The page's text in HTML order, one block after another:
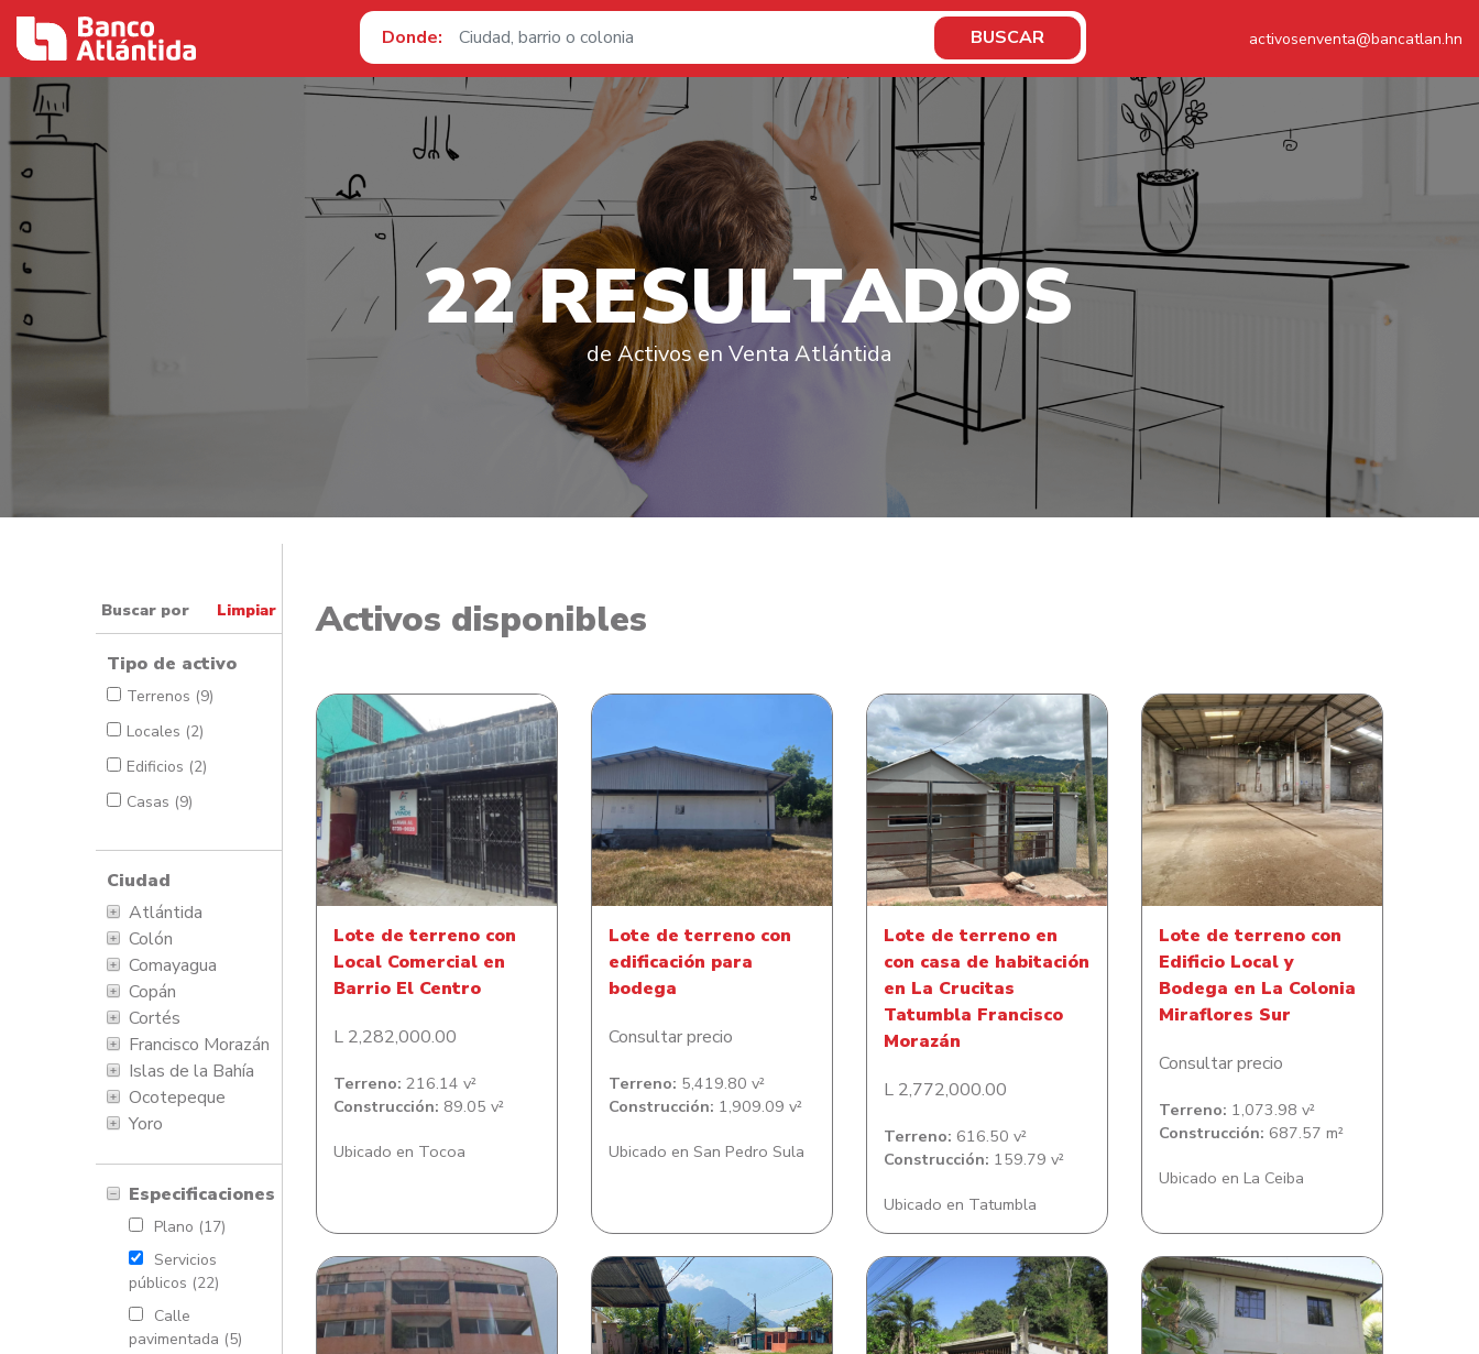
activosenventa@bancatlan.hn
Donde: BUSCAR
22 RESULTADOS
de Activos en Venta Atlántida
Buscar por Limpiar
Tipo de activo
Terrenos (9)
Locales (2)
Edificios (2)
Casas (9)
Ciudad
Atlántida
Colón
Comayagua
Copán
Cortés
Francisco Morazán
Islas de la Bahía
Ocotepeque
Yoro
Especificaciones
Plano (17)
Servicios
públicos (22)
Calle
pavimentada (5)
Activos disponibles
Lote de terreno con Local
Comercial en Barrio El
Centro
Lote de terreno con
Local Comercial en
Barrio El Centro
L 2,282,000.00
Terreno: 216.14 v²
Construcción: 89.05 v²
Ubicado en Tocoa
Lote de terreno con
edificación para bodega
Lote de terreno con
edificación para
bodega
Consultar precio
Terreno: 5,419.80 v²
Construcción: 1,909.09 v²
Ubicado en San Pedro Sula
Lote de terreno en con casa
de habitación en La Crucitas
Tatumbla Francisco
Morazán
Lote de terreno en
con casa de habitación
en La Crucitas
Tatumbla Francisco
Morazán
L 2,772,000.00
Terreno: 616.50 v²
Construcción: 159.79 v²
Ubicado en Tatumbla
Lote de terreno con Edificio
Local y Bodega en La
Colonia Miraflores Sur
Lote de terreno con
Edificio Local y
Bodega en La Colonia
Miraflores Sur
Consultar precio
Terreno: 1,073.98 v²
Construcción: 687.57 m²
Ubicado en La Ceiba